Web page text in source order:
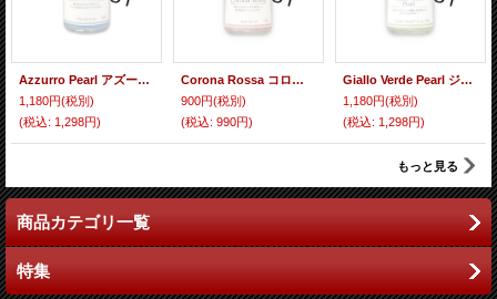
Azzurro Pearl アズーロ パール
1,180円(税別)
(税込: 1,298円)
Corona Rossa コロナ ローザ
900円(税別)
(税込: 990円)
Giallo Verde Pearl ジャロー・ヴェルデ パール
1,180円(税別)
(税込: 1,298円)
もっと見る
商品カテゴリ一覧
特集